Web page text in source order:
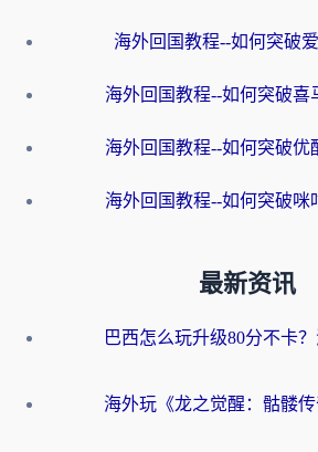
海外回国教程--如何突破
海外回国教程--如何突破喜
海外回国教程--如何突破优
海外回国教程--如何突破咪
最新资讯